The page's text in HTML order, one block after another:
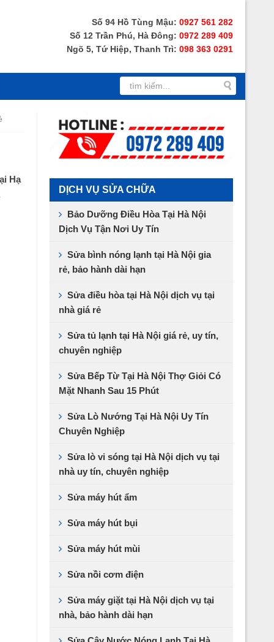
Số 94 Hồ Tùng Mậu: 0927 561 282
Số 12 Trần Phú, Hà Đông: 0972 289 409
Ngõ 5, Tứ Hiệp, Thanh Trì: 098 363 0291
DỊCH VỤ SỬA CHỮA
Bảo Dưỡng Điều Hòa Tại Hà Nội
Dịch Vụ Tận Nơi Uy Tín
Sửa bình nóng lạnh tại Hà Nội gia
rẻ, bảo hành dài hạn
Sửa điều hòa tại Hà Nội dịch vụ tại
nhà giá rẻ
Sửa tủ lạnh tại Hà Nội giá rẻ, uy tín,
chuyên nghiệp
Sửa Bếp Từ Tại Hà Nội Thợ Giỏi Có
Mặt Nhanh Sau 15 Phút
Sửa Lò Nướng Tại Hà Nội Uy Tín
Chuyên Nghiệp
Sửa lò vi sóng tại Hà Nội dịch vụ tại
nhà uy tín, chuyên nghiệp
Sửa máy hút ẩm
Sửa máy hút bụi
Sửa máy hút mùi
Sửa nồi cơm điện
Sửa máy giặt tại Hà Nội dịch vụ tại
nhà, bảo hành dài hạn
Hạ